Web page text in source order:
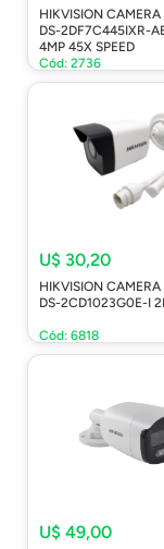
HIKVISION CAMERA
DS-2DF7C445IXR-
4MP 45X SPEED
Cód: 2736
U$ 30,20
HIKVISION CAMERA
DS-2CD1023G0E-I
Cód: 6818
U$ 49,00